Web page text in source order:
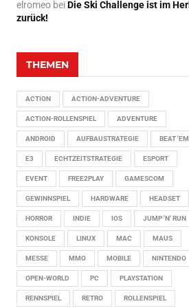
elromeo beiDie Ski Challenge ist im
zurück!
THEMEN
ACTION ACTION-ADVENTURE
ACTION-ROLLENSPIEL ADVENTURE
ANDROID AUFBAUSTRATEGIE BEAT
E3 ECHTZEITSTRATEGIE ESPORT
EVENT FREE2PLAY GAMESCOM
GEWINNSPIEL HARDWARE HEADSET
HORROR INDIE IOS JUMP 'N' RUN
KONSOLE LINUX MAC MAUS
MESSE MMO MOBILE NINTENDO
OPEN-WORLD PC PLAYSTATION
RENNSPIEL RETRO ROLLENSPIEL